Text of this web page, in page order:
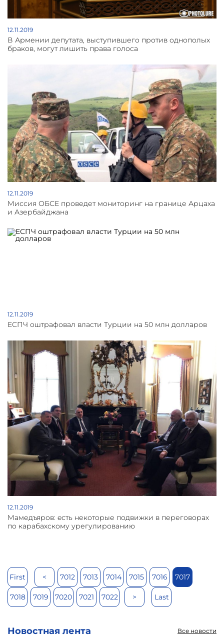
12.11.2019
В Армении депутата, выступившего против однополых
браков, могут лишить права голоса
12.11.2019
Миссия ОБСЕ проведет мониторинг на границе Арцаха
и Азербайджана
12.11.2019
ЕСПЧ оштрафовал власти Турции на 50 млн долларов
12.11.2019
Мамедъяров: eсть некоторые подвижки в переговорах
по карабахскому урегулированию
First < 7012 7013 7014 7015 7016 7017
7018 7019 7020 7021 7022 > Last
Новостная лента Все новости